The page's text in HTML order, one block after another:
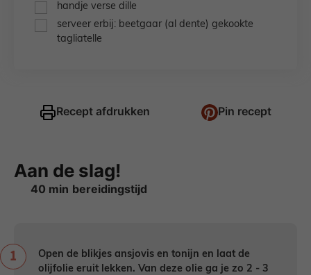
▢
handje verse dille
▢
serveer erbij: beetgaar (al dente) gekookte
tagliatelle
Recept afdrukken Pin recept
Aan de slag!
40 minuten
min
Open de blikjes ansjovis en tonijn en laat de
olijfolie eruit lekken. Van deze olie ga je zo 2 - 3